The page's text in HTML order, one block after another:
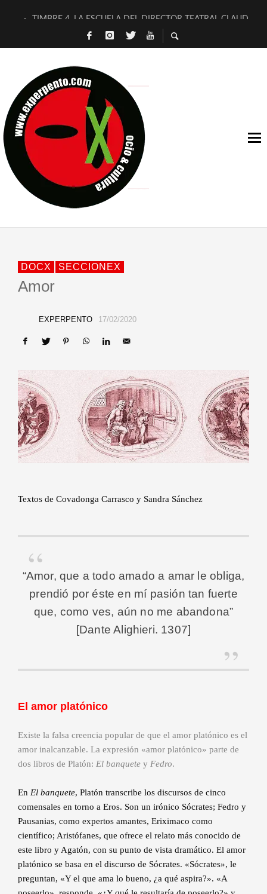
TIMBRE 4, LA ESCUELA DEL DIRECTOR TEATRAL CLAUDIO
30 AÑOS (NO ES NADA) DE LA KATARSIS DEL TOMATAZO
D’BALDOMEROS REINVENTAN [BITÁCORA 3.0] EN EXVITA
MARSHALL FLASH PRESENTA EN EXVITA [RELATIVA
JOFRE BARDAGÍ EN EXVITA INTERPRETANDO A SERRAT
YORCH PRESENTA [CURSO DE ARMONÍA PERSECUTORIA]
MAGALÍ SARE NOS EXPLICA [DESCASADA]
«NO TENGO PUTOS SUEÑOS»
DOCX SECCIONEX
Amor
EXPERPENTO 17/02/2020
Textos de Covadonga Carrasco y Sandra Sánchez
“Amor, que a todo amado a amar le obliga,
prendió por éste en mí pasión tan fuerte
que, como ves, aún no me abandona”
[Dante Alighieri. 1307]
El amor platónico
Existe la falsa creencia popular de que el amor platónico es el
amor inalcanzable. La expresión «amor platónico» parte de
dos libros de Platón: El banquete y Fedro.
En El banquete, Platón transcribe los discursos de cinco
comensales en torno a Eros. Son un irónico Sócrates; Fedro y
Pausanias, como expertos amantes, Eriximaco como
científico; Aristófanes, que ofrece el relato más conocido de
este libro y Agatón, con su punto de vista dramático. El amor
platónico se basa en el discurso de Sócrates. «Sócrates», le
preguntan, «Y el que ama lo bueno, ¿a qué aspira?». «A